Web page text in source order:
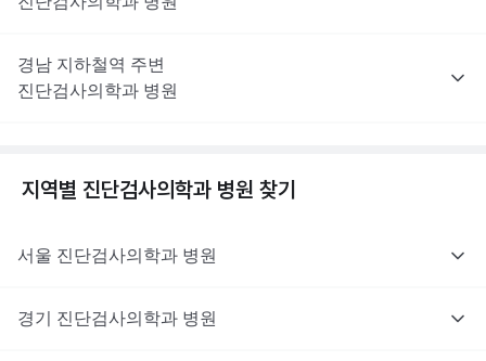
경남 지하철역 주변
진단검사의학과 병원
지역별 진단검사의학과 병원 찾기
서울 진단검사의학과 병원
경기 진단검사의학과 병원